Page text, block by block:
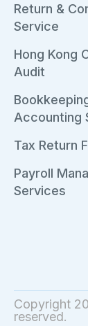
Return &
Service
Hong Kong
Audit
Accounting
Tax Return
Payroll
Services
Copyright
reserved.